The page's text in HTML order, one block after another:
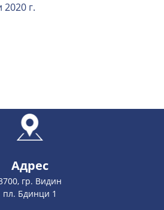
г.
Адрес
гр. Видин
пл. Бдинци 1